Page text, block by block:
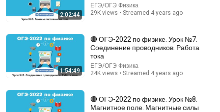
🔴 Курс ОГЭ-2024 по физике. Урок №11. Простые
механизмы | Бегунов М.И.
ЕГЭ/ОГЭ Физика 8.7K views
2:02:44
ЕГЭ/ОГЭ Физика
29K views • Streamed 4 years ago
1:54:49
🔴 ОГЭ-2022 по физике. Урок №7.
Соединение проводников. Работа
тока
ЕГЭ/ОГЭ Физика
24K views • Streamed 4 years ago
🔴 ОГЭ-2022 по физике. Урок №8.
Магнитное поле. Магнитные силы